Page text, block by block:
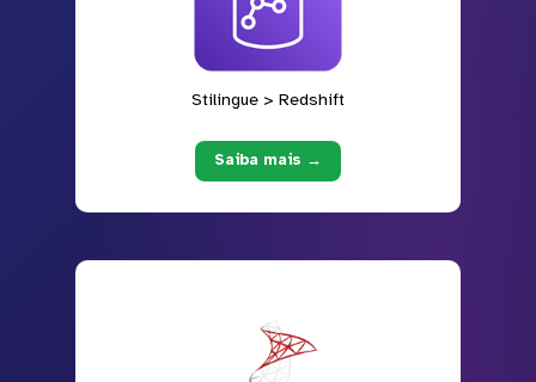
Stilingue > Redshift
Saiba mais →